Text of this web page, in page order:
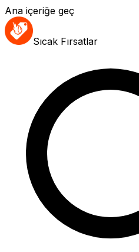
Ana içeriğe geç
Sıcak Fırsatlar